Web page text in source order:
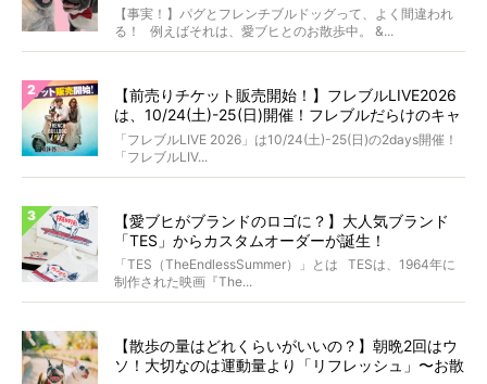
【事実！】パグとフレンチブルドッグって、よく間違われ
る！ 例えばそれは、愛ブヒとのお散歩中。 &...
【前売りチケット販売開始！】フレブルLIVE2026
は、10/24(土)-25(日)開催！フレブルだらけのキャ
ンプ・前夜祭・バスプランも新登場!?
「フレブルLIVE 2026」は10/24(土)-25(日)の2days開催！
「フレブルLIV...
【愛ブヒがブランドのロゴに？】大人気ブランド
「TES」からカスタムオーダーが誕生！
「TES（TheEndlessSummer）」とは TESは、1964年に
制作された映画『The...
【散歩の量はどれくらいがいいの？】朝晩2回はウ
ソ！大切なのは運動量より「リフレッシュ」〜お散